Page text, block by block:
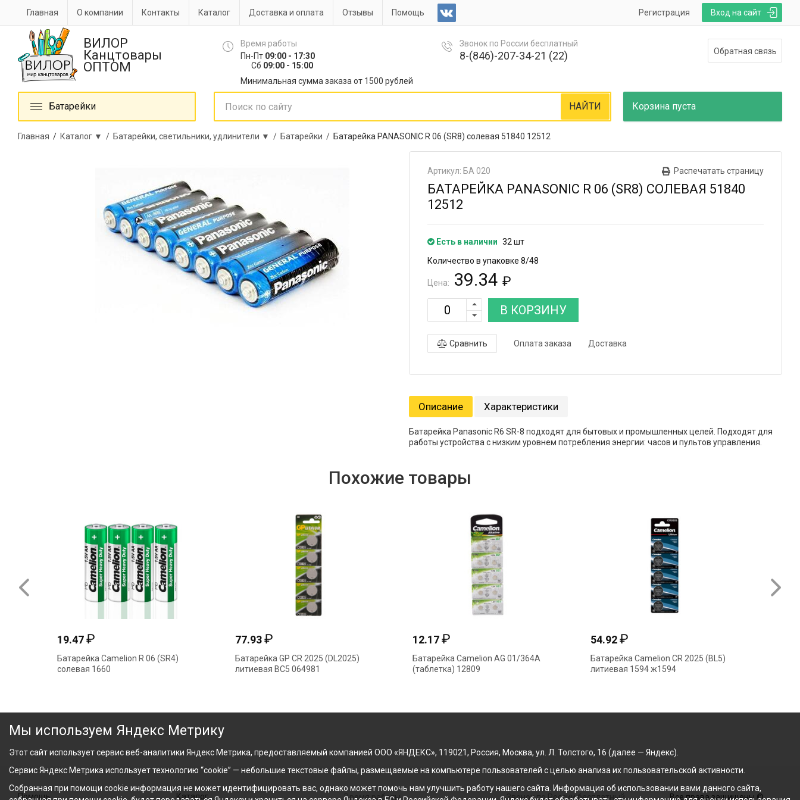
Вход на сайт
Регистрация
Главная О компании Контакты Каталог Доставка и оплата Отзывы Помощь
ВИЛОР
Канцтовары
ОПТОМ
Время работы
Пн-Пт 09:00 - 17:30
Сб 09:00 - 15:00
Минимальная сумма заказа от 1500 рублей
Звонок по России бесплатный
8-(846)-207-34-21 (22) Обратная связь
Батарейки Корзина пуста
НАЙТИ
Главная / Каталог ▼ / Батарейки, светильники, удлинители ▼ / Батарейки / Батарейка PANASONIC R 06 (SR8) солевая 51840 12512
Распечатать страницу
Артикул: БА 020
БАТАРЕЙКА PANASONIC R 06 (SR8) СОЛЕВАЯ 51840
12512
Есть в наличии 32 шт
Количество в упаковке 8/48
Цена: 39.34 ₽
В КОРЗИНУ
Сравнить Оплата заказа Доставка
Описание Характеристики
Батарейка Panasonic R6 SR-8 подходят для бытовых и промышленных целей. Подходят для
работы устройства с низким уровнем потребления энергии: часов и пультов управления.
Похожие товары
19.47₽
Батарейка Camelion R 06 (SR4)
солевая 1660
77.93₽
Батарейка GP CR 2025 (DL2025)
литиевая BC5 064981
12.17₽
Батарейка Camelion AG 01/364А
(таблетка) 12809
54.92₽
Батарейка Camelion CR 2025 (BL5)
литиевая 1594 ж1594
Помощь Каталог Время работы Звонок по России бесплатный Все права защищены ©
Мы используем Яндекс Метрику
Этот сайт использует сервис веб-аналитики Яндекс Метрика, предоставляемый компанией ООО «ЯНДЕКС», 119021, Россия, Москва, ул. Л. Толстого, 16 (далее — Яндекс).
Сервис Яндекс Метрика использует технологию “cookie” — небольшие текстовые файлы, размещаемые на компьютере пользователей с целью анализа их пользовательской активности.
Собранная при помощи cookie информация не может идентифицировать вас, однако может помочь нам улучшить работу нашего сайта. Информация об использовании вами данного сайта,